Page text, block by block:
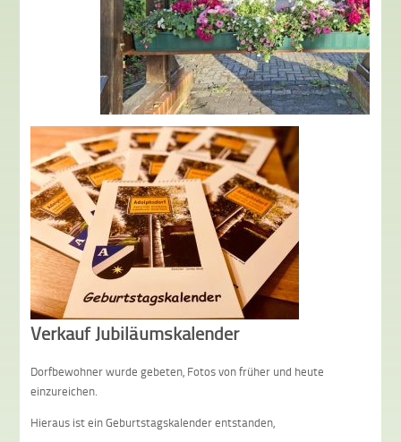
Verkauf Jubiläumskalender
Dorfbewohner wurde gebeten, Fotos von früher und heute
einzureichen.
Hieraus ist ein Geburtstagskalender entstanden,